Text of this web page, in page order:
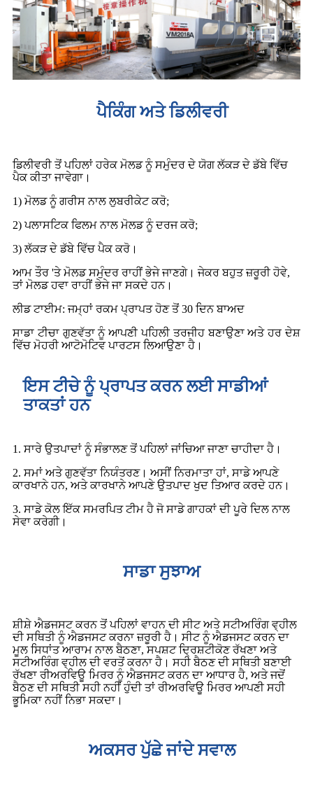
ਪੈਕਿੰਗ ਅਤੇ ਡਿਲੀਵਰੀ
ਡਿਲੀਵਰੀ ਤੋਂ ਪਹਿਲਾਂ ਹਰੇਕ ਮੋਲਡ ਨੂੰ ਸਮੁੰਦਰ ਦੇ ਯੋਗ ਲੱਕੜ ਦੇ ਡੱਬੇ ਵਿੱਚ
ਪੈਕ ਕੀਤਾ ਜਾਵੇਗਾ।
1) ਮੋਲਡ ਨੂੰ ਗਰੀਸ ਨਾਲ ਲੁਬਰੀਕੇਟ ਕਰੋ;
2) ਪਲਾਸਟਿਕ ਫਿਲਮ ਨਾਲ ਮੋਲਡ ਨੂੰ ਦਰਜ ਕਰੋ;
3) ਲੱਕੜ ਦੇ ਡੱਬੇ ਵਿੱਚ ਪੈਕ ਕਰੋ।
ਆਮ ਤੌਰ 'ਤੇ ਮੋਲਡ ਸਮੁੰਦਰ ਰਾਹੀਂ ਭੇਜੇ ਜਾਣਗੇ। ਜੇਕਰ ਬਹੁਤ ਜ਼ਰੂਰੀ ਹੋਵੇ,
ਤਾਂ ਮੋਲਡ ਹਵਾ ਰਾਹੀਂ ਭੇਜੇ ਜਾ ਸਕਦੇ ਹਨ।
ਲੀਡ ਟਾਈਮ: ਜਮ੍ਹਾਂ ਰਕਮ ਪ੍ਰਾਪਤ ਹੋਣ ਤੋਂ 30 ਦਿਨ ਬਾਅਦ
ਸਾਡਾ ਟੀਚਾ ਗੁਣਵੱਤਾ ਨੂੰ ਆਪਣੀ ਪਹਿਲੀ ਤਰਜੀਹ ਬਣਾਉਣਾ ਅਤੇ ਹਰ ਦੇਸ਼
ਵਿੱਚ ਮੋਹਰੀ ਆਟੋਮੋਟਿਵ ਪਾਰਟਸ ਲਿਆਉਣਾ ਹੈ।
ਇਸ ਟੀਚੇ ਨੂੰ ਪ੍ਰਾਪਤ ਕਰਨ ਲਈ ਸਾਡੀਆਂ
ਤਾਕਤਾਂ ਹਨ
1. ਸਾਰੇ ਉਤਪਾਦਾਂ ਨੂੰ ਸੰਭਾਲਣ ਤੋਂ ਪਹਿਲਾਂ ਜਾਂਚਿਆ ਜਾਣਾ ਚਾਹੀਦਾ ਹੈ।
2. ਸਮਾਂ ਅਤੇ ਗੁਣਵੱਤਾ ਨਿਯੰਤਰਣ। ਅਸੀਂ ਨਿਰਮਾਤਾ ਹਾਂ, ਸਾਡੇ ਆਪਣੇ
ਕਾਰਖਾਨੇ ਹਨ, ਅਤੇ ਕਾਰਖਾਨੇ ਆਪਣੇ ਉਤਪਾਦ ਖੁਦ ਤਿਆਰ ਕਰਦੇ ਹਨ।
3. ਸਾਡੇ ਕੋਲ ਇੱਕ ਸਮਰਪਿਤ ਟੀਮ ਹੈ ਜੋ ਸਾਡੇ ਗਾਹਕਾਂ ਦੀ ਪੂਰੇ ਦਿਲ ਨਾਲ
ਸੇਵਾ ਕਰੇਗੀ।
ਸਾਡਾ ਸੁਝਾਅ
ਸ਼ੀਸ਼ੇ ਐਡਜਸਟ ਕਰਨ ਤੋਂ ਪਹਿਲਾਂ ਵਾਹਨ ਦੀ ਸੀਟ ਅਤੇ ਸਟੀਅਰਿੰਗ ਵ੍ਹੀਲ
ਦੀ ਸਥਿਤੀ ਨੂੰ ਐਡਜਸਟ ਕਰਨਾ ਜ਼ਰੂਰੀ ਹੈ। ਸੀਟ ਨੂੰ ਐਡਜਸਟ ਕਰਨ ਦਾ
ਮੂਲ ਸਿਧਾਂਤ ਆਰਾਮ ਨਾਲ ਬੈਠਣਾ, ਸਪਸ਼ਟ ਦ੍ਰਿਸ਼ਟੀਕੋਣ ਰੱਖਣਾ ਅਤੇ
ਸਟੀਅਰਿੰਗ ਵ੍ਹੀਲ ਦੀ ਵਰਤੋਂ ਕਰਨਾ ਹੈ। ਸਹੀ ਬੈਠਣ ਦੀ ਸਥਿਤੀ ਬਣਾਈ
ਰੱਖਣਾ ਰੀਅਰਵਿਊ ਮਿਰਰ ਨੂੰ ਐਡਜਸਟ ਕਰਨ ਦਾ ਆਧਾਰ ਹੈ, ਅਤੇ ਜਦੋਂ
ਬੈਠਣ ਦੀ ਸਥਿਤੀ ਸਹੀ ਨਹੀਂ ਹੁੰਦੀ ਤਾਂ ਰੀਅਰਵਿਊ ਮਿਰਰ ਆਪਣੀ ਸਹੀ
ਭੂਮਿਕਾ ਨਹੀਂ ਨਿਭਾ ਸਕਦਾ।
ਅਕਸਰ ਪੁੱਛੇ ਜਾਂਦੇ ਸਵਾਲ